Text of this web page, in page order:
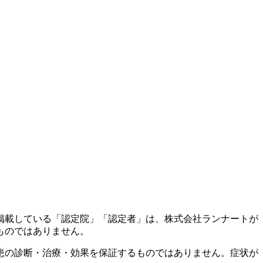
している「認定院」「認定者」は、株式会社ランナートが
ではありません。
診断・治療・効果を保証するものではありません。症状が